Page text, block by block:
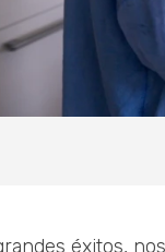
éxitos,